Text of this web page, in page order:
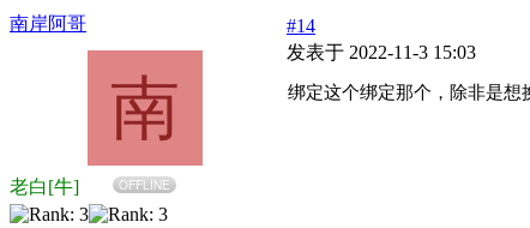
南岸阿哥
南
老白[牛] OFFLINE
#14
发表于 2022-11-3 15:03
绑定这个绑定那个，除非是想